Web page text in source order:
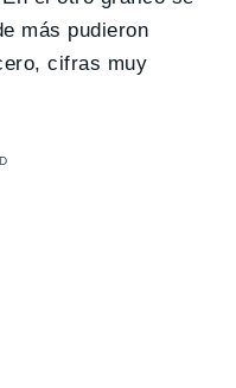
más pudieron
cifras muy